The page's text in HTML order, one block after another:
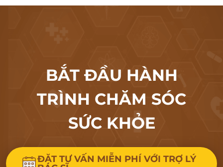
BẮT ĐẦU HÀNH
TRÌNH CHĂM SÓC
SỨC KHỎE
ĐẶT TƯ VẤN MIỄN PHÍ VỚI TRỢ LÝ